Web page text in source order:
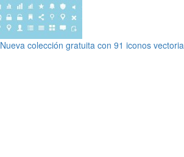
Nueva colección gratuita con 91 iconos